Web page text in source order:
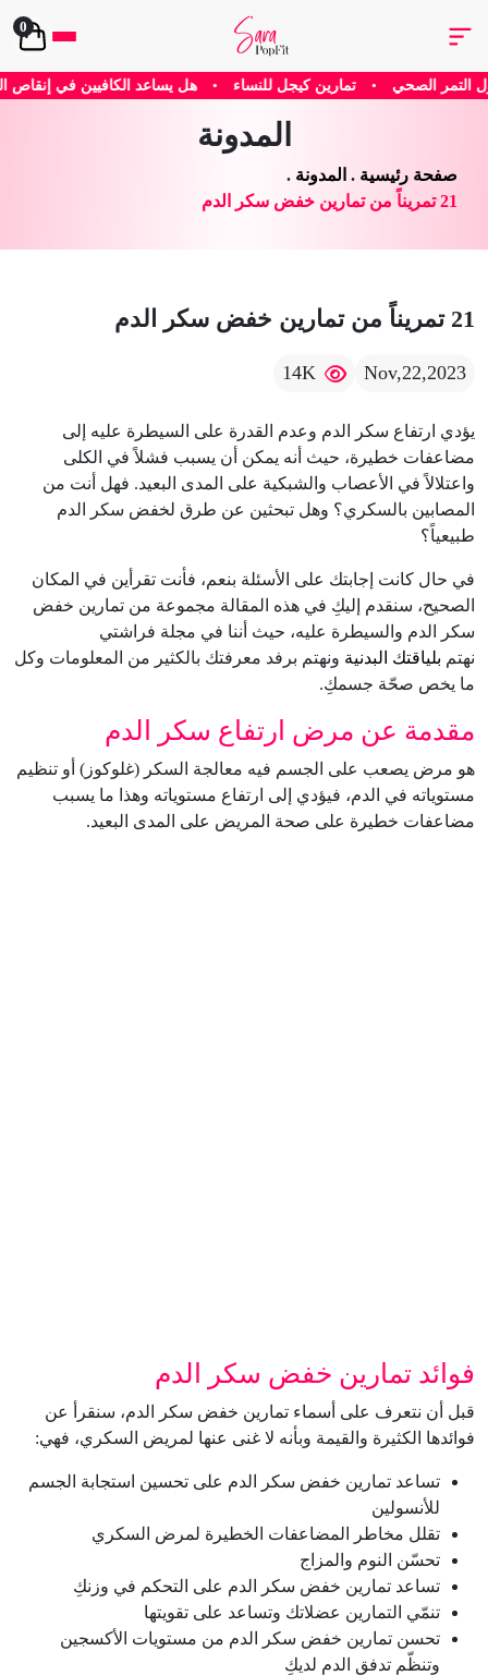
0
تمارين كيجل للنساء • هل يساعد الكافيين في إنقاص الوزن؟ الإجابة
المدونة
صفحة رئيسية . المدونة .
21 تمريناً من تمارين خفض سكر الدم
21 تمريناً من تمارين خفض سكر الدم
Nov,22,2023
14K
يؤدي ارتفاع سكر الدم وعدم القدرة على السيطرة عليه إلى
مضاعفات خطيرة، حيث أنه يمكن أن يسبب فشلاً في الكلى
واعتلالاً في الأعصاب والشبكية على المدى البعيد. فهل أنت من
المصابين بالسكري؟ وهل تبحثين عن طرق لخفض سكر الدم
طبيعياً؟
في حال كانت إجابتك على الأسئلة بنعم، فأنت تقرأين في المكان
الصحيح، سنقدم إليكِ في هذه المقالة مجموعة من تمارين خفض
سكر الدم والسيطرة عليه، حيث أننا في مجلة فراشتي
نهتم بلياقتك البدنية ونهتم برفد معرفتك بالكثير من المعلومات وكل
ما يخص صحّة جسمكِ.
مقدمة عن مرض ارتفاع سكر الدم
هو مرض يصعب على الجسم فيه معالجة السكر (غلوكوز) أو تنظيم
مستوياته في الدم، فيؤدي إلى ارتفاع مستوياته وهذا ما يسبب
مضاعفات خطيرة على صحة المريض على المدى البعيد.
فوائد تمارين خفض سكر الدم
قبل أن نتعرف على أسماء تمارين خفض سكر الدم، سنقرأ عن
فوائدها الكثيرة والقيمة وبأنه لا غنى عنها لمريض السكري، فهي:
تساعد تمارين خفض سكر الدم على تحسين استجابة الجسم
للأنسولين
تقلل مخاطر المضاعفات الخطيرة لمرض السكري
تحسّن النوم والمزاج
تساعد تمارين خفض سكر الدم على التحكم في وزنكِ
تنمّي التمارين عضلاتك وتساعد على تقويتها
تحسن تمارين خفض سكر الدم من مستويات الأكسجين
وتنظّم تدفق الدم لديكِ